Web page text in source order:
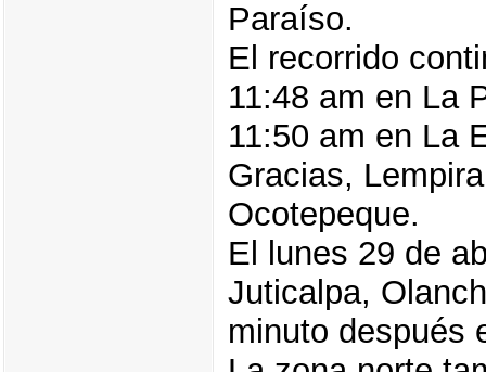
Paraíso.
El recorrido
11:48 am en La
11:50 am en La
Gracias,
Ocotepeque.
El lunes 29 de
Juticalpa,
minuto después